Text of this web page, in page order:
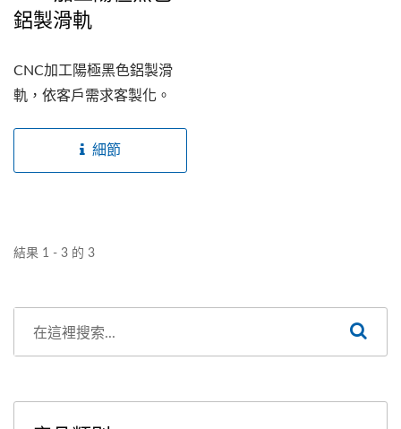
鋁製滑軌
CNC加工陽極黑色鋁製滑
軌，依客戶需求客製化。
細節
結果 1 - 3 的 3